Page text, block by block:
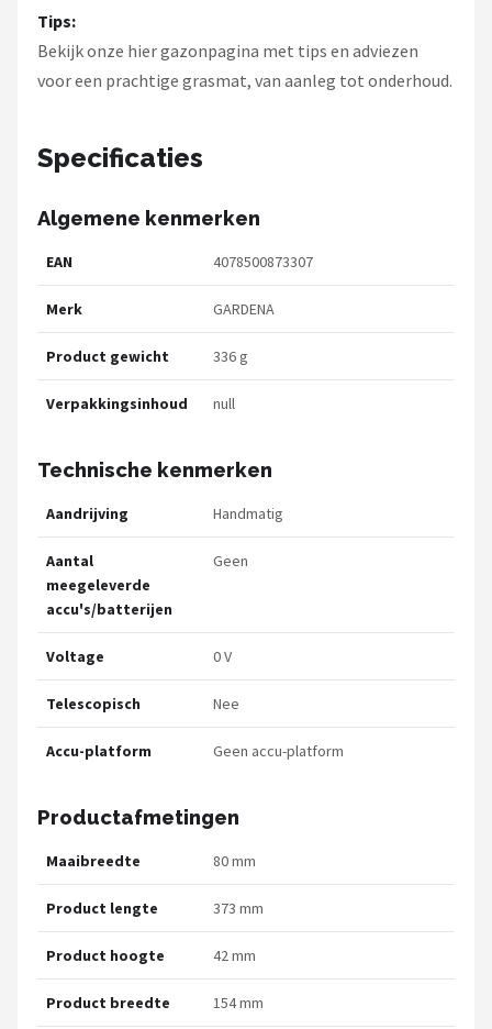
Tips:
Bekijk onze hier gazonpagina met tips en adviezen
voor een prachtige grasmat, van aanleg tot onderhoud.
Specificaties
Algemene kenmerken
EAN 4078500873307
Merk GARDENA
Product gewicht 336 g
Verpakkingsinhoud null
Technische kenmerken
Aandrijving Handmatig
Aantal
meegeleverde
accu's/batterijen
Geen
Voltage 0 V
Telescopisch Nee
Accu-platform Geen accu-platform
Productafmetingen
Maaibreedte 80 mm
Product lengte 373 mm
Product hoogte 42 mm
Product breedte 154 mm